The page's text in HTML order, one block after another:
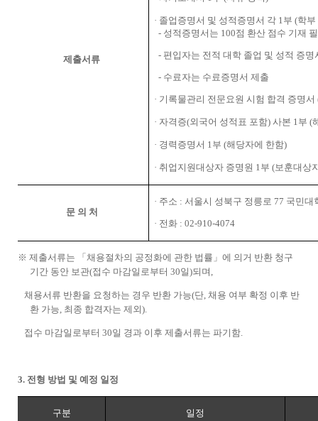
제출서류
· 졸업증명서 및 성적증명서 각 1부 (학부
- 성적증명서는 100점 환산 점수 기재
- 편입자는 전적 대학 졸업 및 성적 증명
- 수료자는 수료증명서 제출
· 기록물관리 전문요원 시험 합격 증명서
· 자격증(외국어 성적표 포함) 사본 1부 (
· 경력증명서 1부 (해당자에 한함)
· 취업지원대상자 증명원 1부 (보훈대상
문 의 처
· 주소 : 서울시 성북구 정릉로 77 국민대
· 전화 : 02-910-4074
※ 제출서류는 「 채용절차의 공정화에 관한 법률 」 에 의거 반환 청구
기간 동안 보관(접수 마감일로부터30일)되며 ,
채용서류 반환을 요청하는 경우 반환 가능(단, 채용 여부 확정 이후 반
환 가능, 최종 합격자는 제외).
접수 마감일로부터 30일 경과 이후 제출서류는 파기함.
3. 전형 방법 및 예정 일정
구분 일정